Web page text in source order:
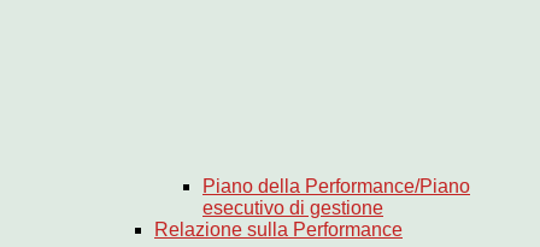
Piano della Performance/Piano
esecutivo di gestione
Relazione sulla Performance